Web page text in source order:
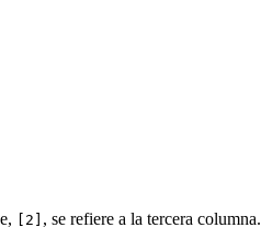
[2] , se refiere a la tercera columna.